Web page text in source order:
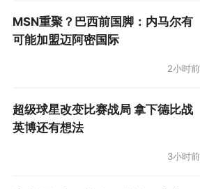
MSN重聚？巴西前国脚：内马尔有
可能加盟迈阿密国际
2小时前
超级球星改变比赛战局 拿下德比战
英博还有想法
3小时前